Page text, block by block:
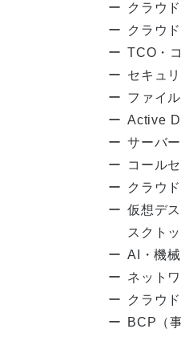
クラウ
クラウ
TCO・
セキュ
ファイ
Active
サーバ
コール
クラウ
仮想デ
スクト
AI・機
ネット
クラウ
BCP（